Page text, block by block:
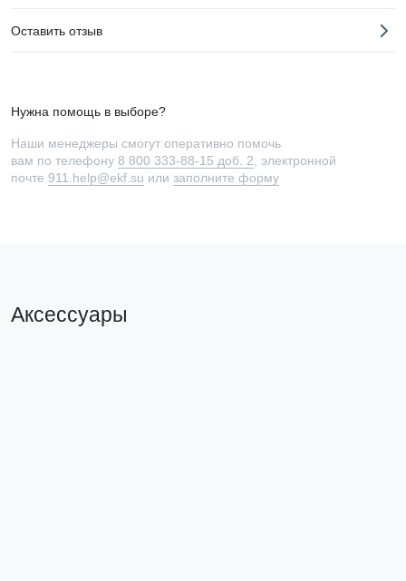
Оставить отзыв
Нужна помощь в выборе?
Наши менеджеры смогут оперативно помочь
вам по телефону 8 800 333-88-15 доб. 2 , электронной
почте 911.help@ekf.su или заполните форму
Аксессуары